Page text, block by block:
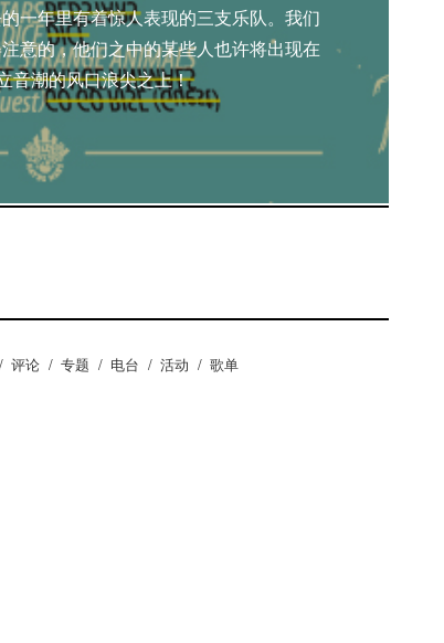
一年里有着惊人表现的三支乐队。我们
意的，他们之中的某些人也许将出现在
音潮的风口浪尖之上！
/ 评论 / 专题 / 电台 / 活动 / 歌单